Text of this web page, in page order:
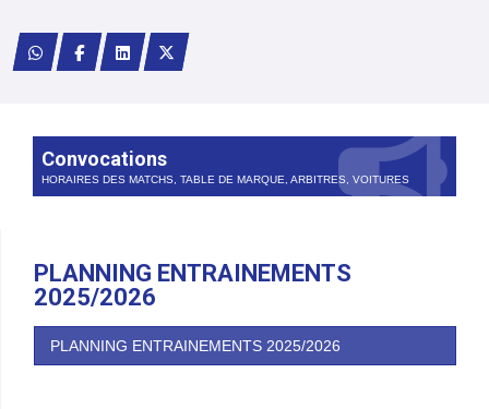
Convocations
HORAIRES DES MATCHS, TABLE DE MARQUE, ARBITRES, VOITURES
PLANNING ENTRAINEMENTS
2025/2026
PLANNING ENTRAINEMENTS 2025/2026